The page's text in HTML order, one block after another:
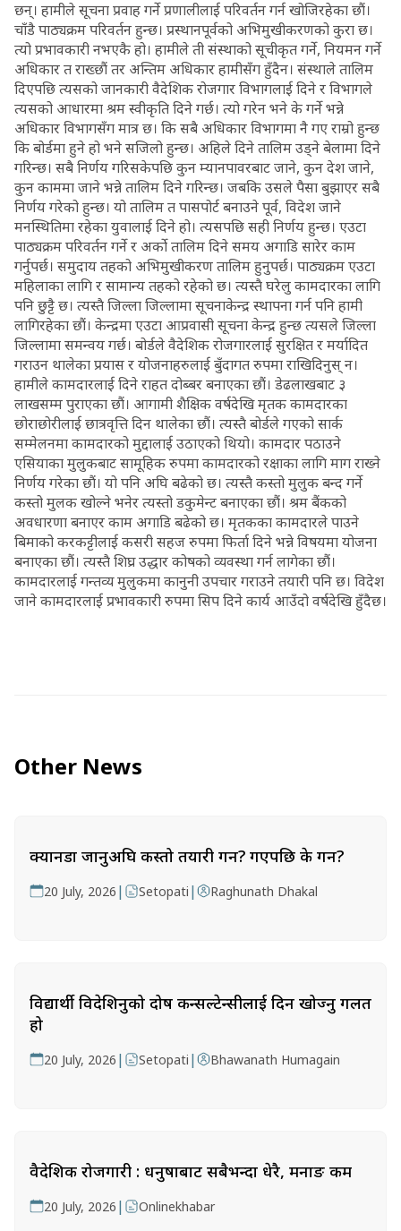
छन्। हामीले सूचना प्रवाह गर्ने प्रणालीलाई परिवर्तन गर्न खोजिरहेका छौं।
चाँडै पाठ्यक्रम परिवर्तन हुन्छ। प्रस्थानपूर्वको अभिमुखीकरणको कुरा छ।
त्यो प्रभावकारी नभएकै हो। हामीले ती संस्थाको सूचीकृत गर्ने, नियमन गर्ने
अधिकार त राख्छौं तर अन्तिम अधिकार हामीसँग हुँदैन। संस्थाले तालिम
दिएपछि त्यसको जानकारी वैदेशिक रोजगार विभागलाई दिने र विभागले
त्यसको आधारमा श्रम स्वीकृति दिने गर्छ। त्यो गरेन भने के गर्ने भन्ने
अधिकार विभागसँग मात्र छ। कि सबै अधिकार विभागमा नै गए राम्रो हुन्छ
कि बोर्डमा हुने हो भने सजिलो हुन्छ। अहिले दिने तालिम उड्ने बेलामा दिने
गरिन्छ। सबै निर्णय गरिसकेपछि कुन म्यानपावरबाट जाने, कुन देश जाने,
कुन काममा जाने भन्ने तालिम दिने गरिन्छ। जबकि उसले पैसा बुझाएर सबै
निर्णय गरेको हुन्छ। यो तालिम त पासपोर्ट बनाउने पूर्व, विदेश जाने
मनस्थितिमा रहेका युवालाई दिने हो। त्यसपछि सही निर्णय हुन्छ। एउटा
पाठ्यक्रम परिवर्तन गर्ने र अर्को तालिम दिने समय अगाडि सारेर काम
गर्नुपर्छ। समुदाय तहको अभिमुखीकरण तालिम हुनुपर्छ। पाठ्यक्रम एउटा
महिलाका लागि र सामान्य तहको रहेको छ। त्यस्तै घरेलु कामदारका लागि
पनि छुट्टै छ। त्यस्तै जिल्ला जिल्लामा सूचनाकेन्द्र स्थापना गर्न पनि हामी
लागिरहेका छौं। केन्द्रमा एउटा आप्रवासी सूचना केन्द्र हुन्छ त्यसले जिल्ला
जिल्लामा समन्वय गर्छ। बोर्डले वैदेशिक रोजगारलाई सुरक्षित र मर्यादित
गराउन थालेका प्रयास र योजनाहरुलाई बुँदागत रुपमा राखिदिनुस् न।
हामीले कामदारलाई दिने राहत दोब्बर बनाएका छौं। डेढलाखबाट ३
लाखसम्म पुराएका छौं। आगामी शैक्षिक वर्षदेखि मृतक कामदारका
छोराछोरीलाई छात्रवृत्ति दिन थालेका छौं। त्यस्तै बोर्डले गएको सार्क
सम्मेलनमा कामदारको मुद्दालाई उठाएको थियो। कामदार पठाउने
एसियाका मुलुकबाट सामूहिक रुपमा कामदारको रक्षाका लागि माग राख्ने
निर्णय गरेका छौं। यो पनि अघि बढेको छ। त्यस्तै कस्तो मुलुक बन्द गर्ने
कस्तो मुलक खोल्ने भनेर त्यस्तो डकुमेन्ट बनाएका छौं। श्रम बैंकको
अवधारणा बनाएर काम अगाडि बढेको छ। मृतकका कामदारले पाउने
बिमाको करकट्टीलाई कसरी सहज रुपमा फिर्ता दिने भन्ने विषयमा योजना
बनाएका छौं। त्यस्तै शिघ्र उद्धार कोषको व्यवस्था गर्न लागेका छौं।
कामदारलाई गन्तव्य मुलुकमा कानुनी उपचार गराउने तयारी पनि छ। विदेश
जाने कामदारलाई प्रभावकारी रुपमा सिप दिने कार्य आउँदो वर्षदेखि हुँदैछ।
Other News
क्यानडा जानुअघि कस्तो तयारी गर्ने? गएपछि के गर्ने?
20 July, 2026 | Setopati | Raghunath Dhakal
विद्यार्थी विदेशिनुको दोष कन्सल्टेन्सीलाई दिन खोज्नु गलत
हो
20 July, 2026 | Setopati | Bhawanath Humagain
वैदेशिक रोजगारी : धनुषाबाट सबैभन्दा धेरै, मनाङ कम
20 July, 2026 | Onlinekhabar